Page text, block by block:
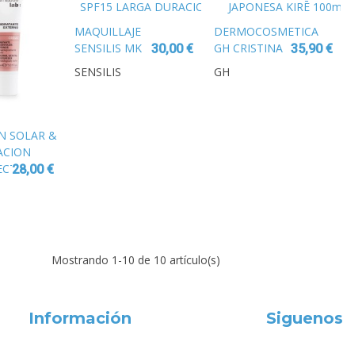
SOLAR &
28,00 €
MAQUILLAJE
SENSILIS MK
MAQUILLAJE
30,00 €
SENSILIS
DERMOCOSMETICA
GH CRISTINA
MITRE
35,90 €
GH
Mostrando 1 -10 de 10 artículo(s)
Información Siguenos